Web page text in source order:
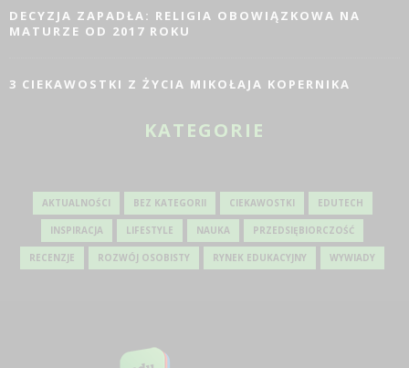
DECYZJA ZAPADŁA: RELIGIA OBOWIĄZKOWA NA
MATURZE OD 2017 ROKU
3 CIEKAWOSTKI Z ŻYCIA MIKOŁAJA KOPERNIKA
KATEGORIE
AKTUALNOŚCI BEZ KATEGORII CIEKAWOSTKI EDUTECH
INSPIRACJA LIFESTYLE NAUKA PRZEDSIĘBIORCZOŚĆ
RECENZJE ROZWÓJ OSOBISTY RYNEK EDUKACYJNY WYWIADY